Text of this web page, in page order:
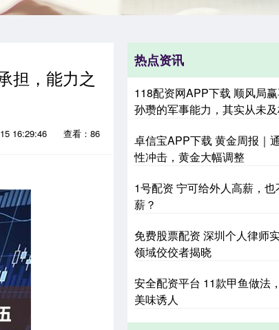
担，能力之
16:29:46 查看：86
热点资讯
118配资网APP下载 顺风局
孙瓒的军事能力，其实从未
卓信宝APP下载 黄金周报｜
性冲击，黄金大幅调整
1号配资 宁可给外人高薪，
薪？
免费股票配资 深圳个人律师
领域佼佼者揭晓
安全配资平台 11款甲鱼做法
美味诱人